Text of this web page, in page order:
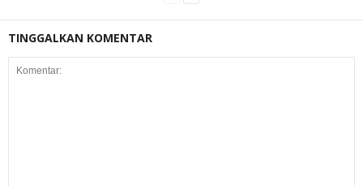
TINGGALKAN KOMENTAR